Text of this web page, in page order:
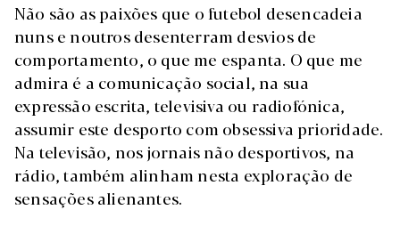
Não são as paixões que o futebol desencadeia
nuns e noutros desenterram desvios de
comportamento, o que me espanta. O que me
admira é a comunicação social, na sua
expressão escrita, televisiva ou radiofónica,
assumir este desporto com obsessiva prioridade.
Na televisão, nos jornais não desportivos, na
rádio, também alinham nesta exploração de
sensações alienantes.